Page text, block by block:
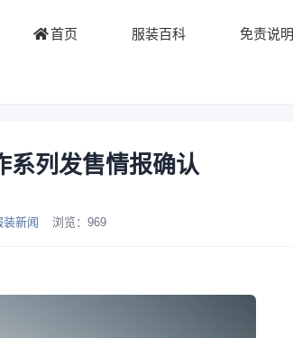
首页 服装百科 免责说明
系列发售情报确认
装新闻 浏览： 969